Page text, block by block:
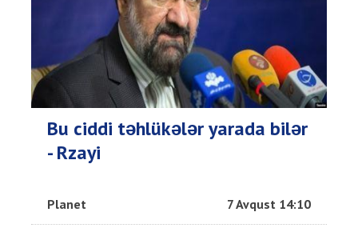
Bu ciddi təhlükələr yarada bilər
- Rzayi
Planet 7 Avqust 14:10